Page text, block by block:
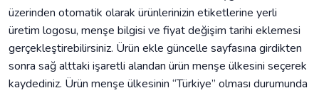
üzerinden otomatik olarak ürünlerinizin etiketlerine yerli
üretim logosu, menşe bilgisi ve fiyat değişim tarihi eklemesi
gerçekleştirebilirsiniz. Ürün ekle güncelle sayfasına girdikten
sonra sağ alttaki işaretli alandan ürün menşe ülkesini seçerek
kaydediniz. Ürün menşe ülkesinin “Türkiye” olması durumunda